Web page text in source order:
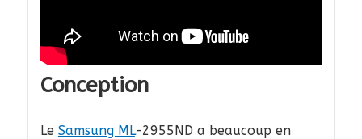
Conception
Le Samsung ML-2955ND a beaucoup en